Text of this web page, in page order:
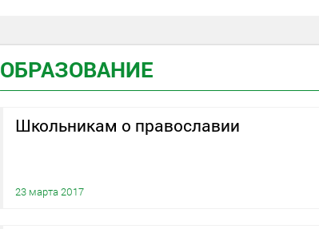
ОБРАЗОВАНИЕ
Школьникам о православии
23 марта 2017